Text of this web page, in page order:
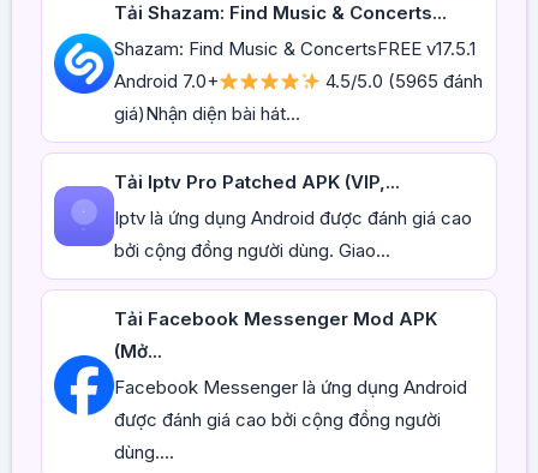
Tải Shazam: Find Music & Concerts...
Shazam: Find Music & ConcertsFREE v17.5.1
Android 7.0+
4.5/5.0 (5965 đánh
giá)Nhận diện bài hát...
Tải Iptv Pro Patched APK (VIP,...
Iptv là ứng dụng Android được đánh giá cao
bởi cộng đồng người dùng. Giao...
Tải Facebook Messenger Mod APK
(Mở...
Facebook Messenger là ứng dụng Android
được đánh giá cao bởi cộng đồng người
dùng....